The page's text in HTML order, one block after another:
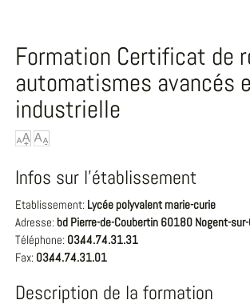
Formation Certificat de
automatismes avancés
industrielle
Infos sur l'établissement
Etablissement: Lycée polyvalent marie-curie
Adresse: bd Pierre-de-Coubertin 60180 Nogent-
Téléphone: 03.44.74.31.31
Fax: 03.44.74.31.01
Description de la formation